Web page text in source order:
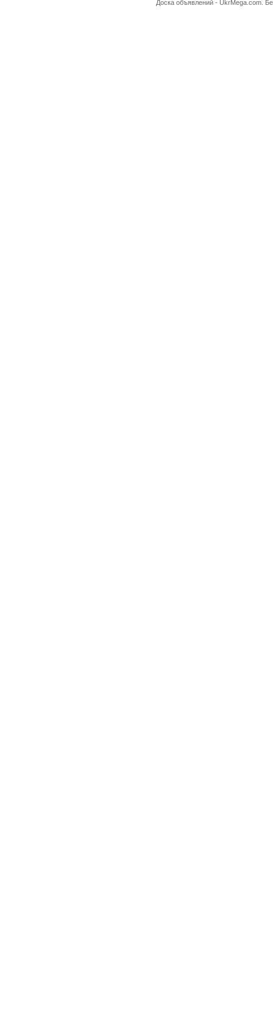
Доска объявлений - UkrMega.com.